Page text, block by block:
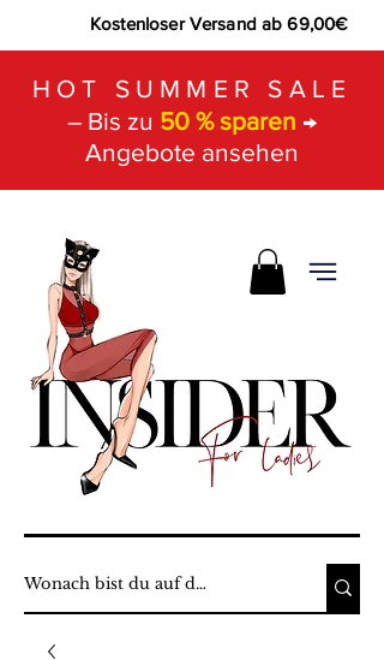
Kostenloser Versand ab 69,00€
HOT SUMMER SALE
– Bis zu 50 % sparen →
Angebote ansehen